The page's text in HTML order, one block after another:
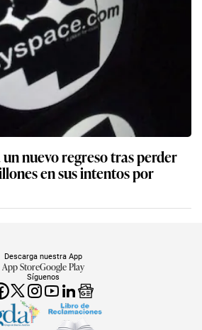
nuevo regreso tras perder
en sus intentos por
Síguenos
Descarga nuestra App
App StoreGoogle Play